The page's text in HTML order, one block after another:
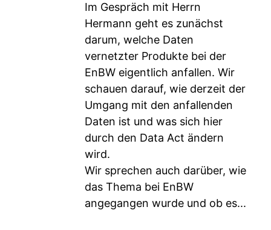
Im Gespräch mit Herrn
Hermann geht es zunächst
darum, welche Daten
vernetzter Produkte bei der
EnBW eigentlich anfallen. Wir
schauen darauf, wie derzeit der
Umgang mit den anfallenden
Daten ist und was sich hier
durch den Data Act ändern
wird.
Wir sprechen auch darüber, wie
das Thema bei EnBW
angegangen wurde und ob es...